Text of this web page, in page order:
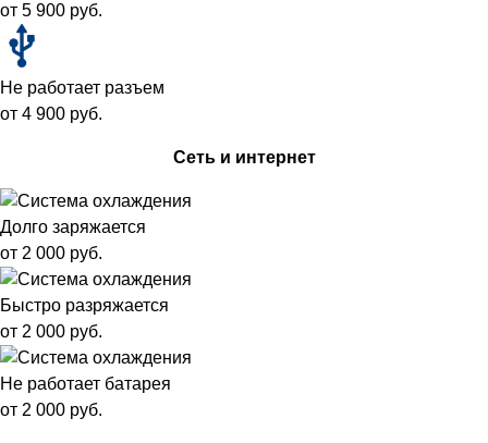
от 5 900 руб.
Не работает разъем
от 4 900 руб.
Сеть и интернет
Долго заряжается
от 2 000 руб.
Быстро разряжается
от 2 000 руб.
Не работает батарея
от 2 000 руб.